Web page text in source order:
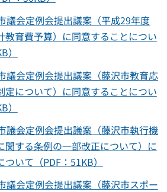
会定例会提出議案（平成29年度
教育費予算）に同意することについ
）
会定例会提出議案（藤沢市教育応
定について）に同意することについ
）
会定例会提出議案（藤沢市執行機
関する条例の一部改正について）に
いて（PDF：51KB）
会定例会提出議案（藤沢市スポー